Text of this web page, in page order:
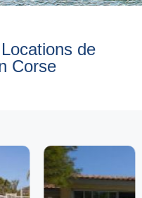
de
Corse